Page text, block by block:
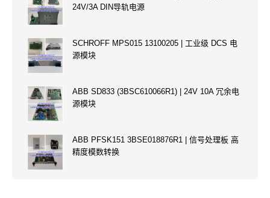
24V/3A DIN导轨电源
SCHROFF MPS015 13100205 | 工业级 DCS 电
源模块
ABB SD833 (3BSC610066R1) | 24V 10A 冗余电
源模块
ABB PFSK151 3BSE018876R1 | 信号处理板 高
精度模数转换